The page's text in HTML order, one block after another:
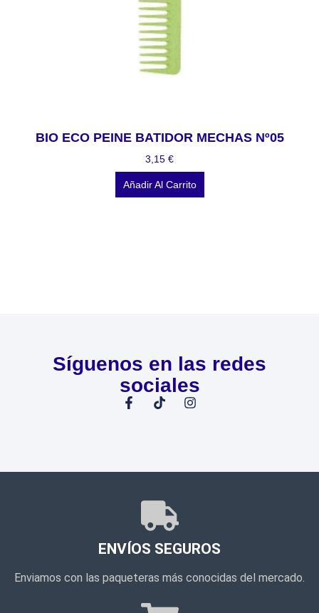
BIO ECO PEINE BATIDOR MECHAS Nº05
3,15 €
Añadir Al Carrito
Síguenos en las redes
sociales
ENVÍOS SEGUROS
Enviamos con las paqueteras más conocidas del mercado.